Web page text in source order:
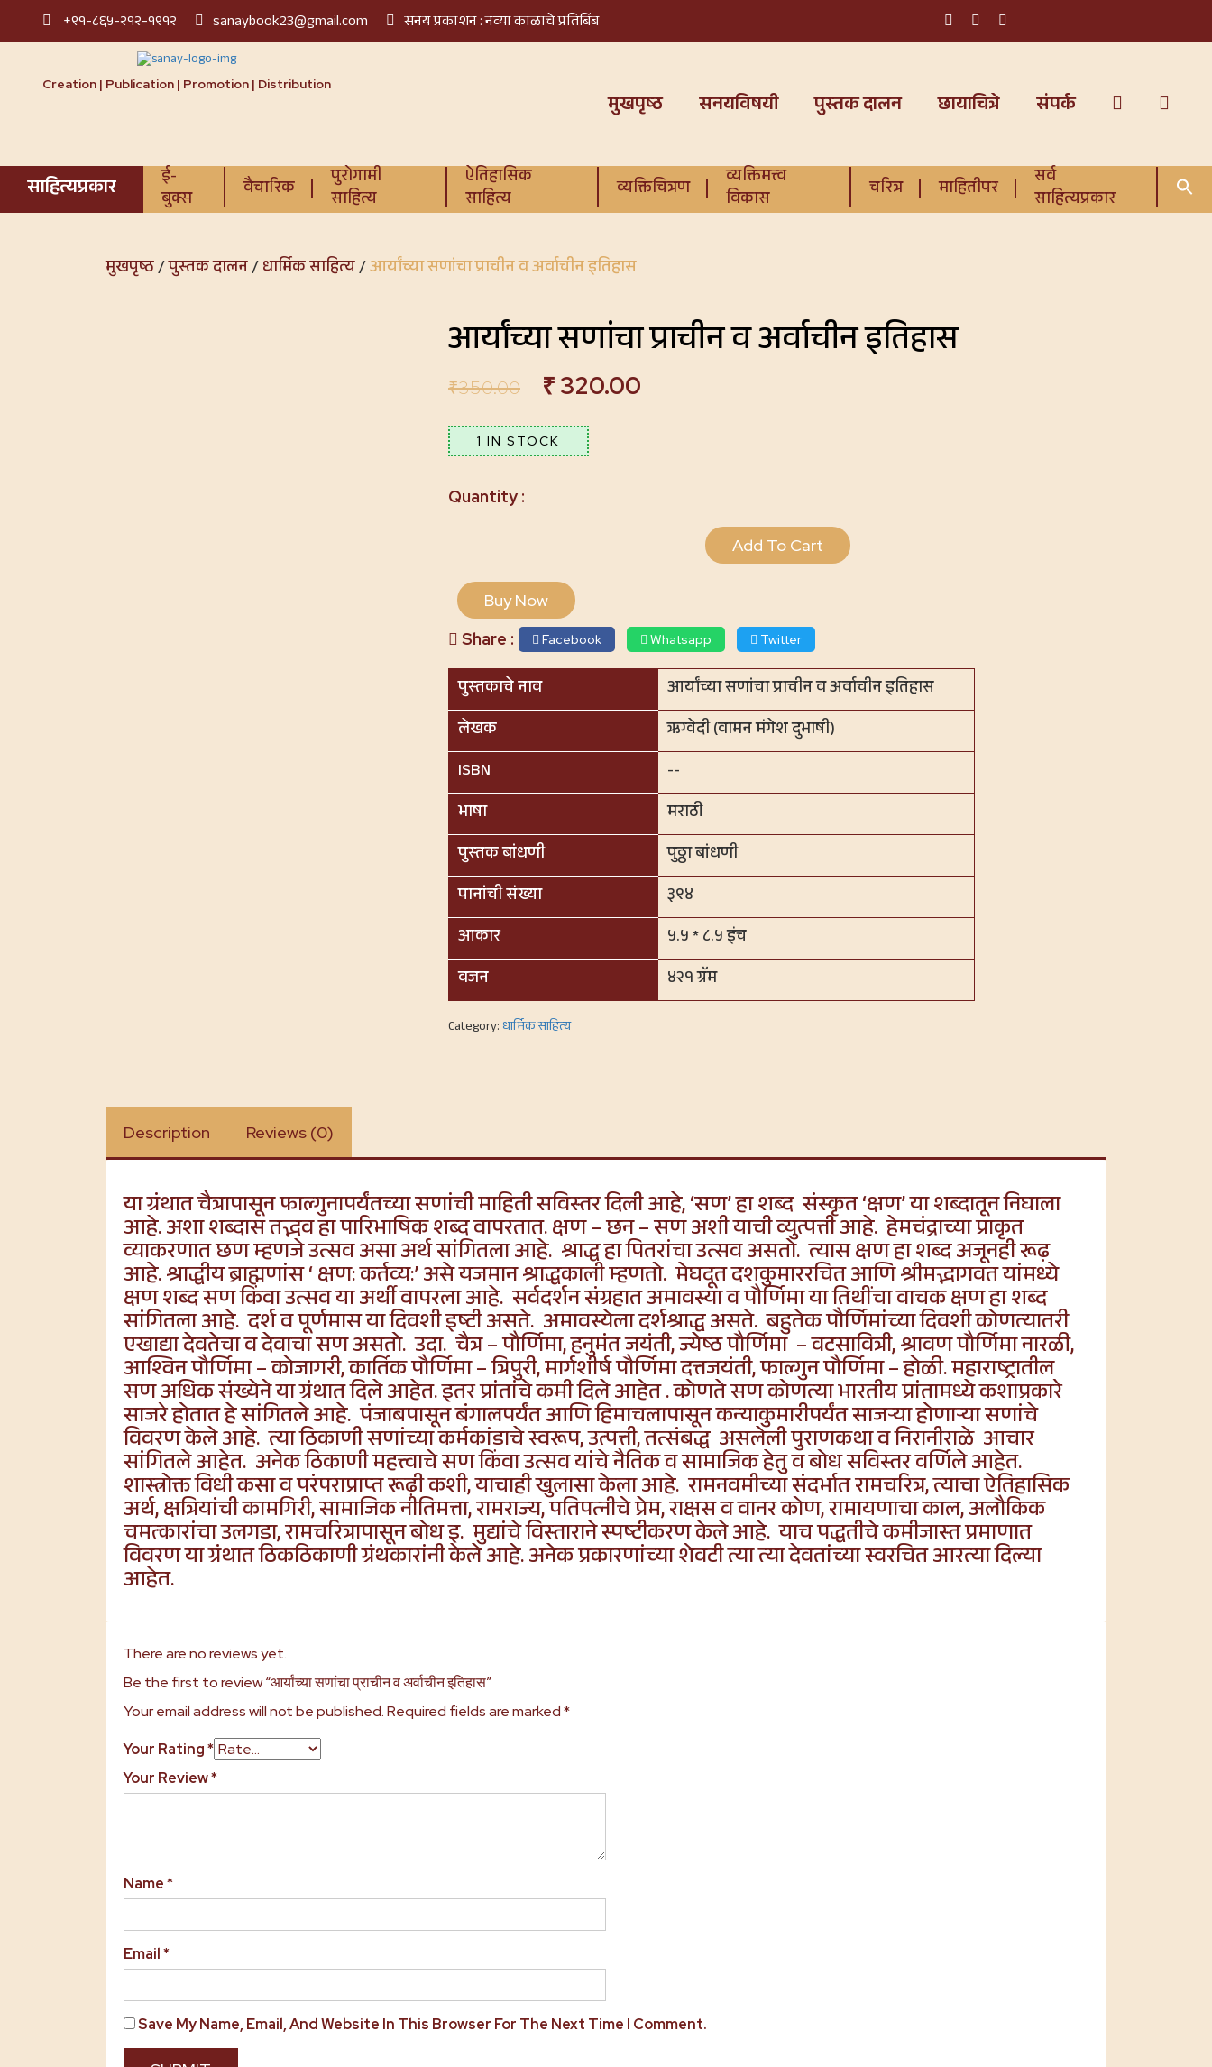
+९१-८६५-२१२-१९१२ sanaybook23@gmail.com सनय प्रकाशन : नव्या काळाचे प्रतिबिंब
Creation | Publication | Promotion | Distribution
मुखपृष्ठ सनयविषयी पुस्तक दालन छायाचित्रे संपर्क
साहित्यप्रकार
ई-
बुक्स
वैचारिक
पुरोगामी
साहित्य
ऐतिहासिक
साहित्य
व्यक्तिचित्रण
व्यक्तिमत्त्व
विकास
चरित्र माहितीपर
सर्व
साहित्यप्रकार
मुखपृष्ठ/पुस्तक दालन/धार्मिक साहित्य/आर्यांच्या सणांचा प्राचीन व अर्वाचीन इतिहास
आर्यांच्या सणांचा प्राचीन व अर्वाचीन इतिहास
₹350.00 ₹ 320.00
1 IN STOCK
Add To Cart
Buy Now
Share :
Facebook Whatsapp Twitter
पुस्तकाचे नाव
आर्यांच्या सणांचा प्राचीन व अर्वाचीन इतिहास
लेखक
ऋग्वेदी (वामन मंगेश दुभाषी)
ISBN
--
भाषा
मराठी
पुस्तक बांधणी
पुठ्ठा बांधणी
पानांची संख्या
३९४
आकार
५.५ * ८.५ इंच
वजन
४२१ ग्रॅम
Category: धार्मिक साहित्य
Description Reviews (0)
या ग्रंथात चैत्रापासून फाल्गुनापर्यंतच्या सणांची माहिती सविस्तर दिली आहे, ‘सण’ हा शब्द संस्कृत ‘क्षण’ या शब्दातून निघाला
आहे. अशा शब्दास तद्भव हा पारिभाषिक शब्द वापरतात. क्षण – छन – सण अशी याची व्युत्पत्ती आहे. हेमचंद्राच्या प्राकृत
व्याकरणात छण म्हणजे उत्सव असा अर्थ सांगितला आहे. श्राद्ध हा पितरांचा उत्सव असतो. त्यास क्षण हा शब्द अजूनही रूढ़
आहे. श्राद्धीय ब्राह्मणांस ‘ क्षण: कर्तव्य:’ असे यजमान श्राद्धकाली म्हणतो. मेघदूत दशकुमाररचित आणि श्रीमद्भागवत यांमध्ये
क्षण शब्द सण किंवा उत्सव या अर्थी वापरला आहे. सर्वदर्शन संग्रहात अमावस्या व पौर्णिमा या तिथींचा वाचक क्षण हा शब्द
सांगितला आहे. दर्श व पूर्णमास या दिवशी इष्टी असते. अमावस्येला दर्शश्राद्ध असते. बहुतेक पौर्णिमांच्या दिवशी कोणत्यातरी
एखाद्या देवतेचा व देवाचा सण असतो. उदा. चैत्र – पौर्णिमा, हनुमंत जयंती, ज्येष्ठ पौर्णिमा – वटसावित्री, श्रावण पौर्णिमा नारळी,
आश्विन पौर्णिमा – कोजागरी, कार्तिक पौर्णिमा – त्रिपुरी, मार्गशीर्षपौर्णिमादत्तजयंती, फाल्गुन पौर्णिमा – होळी. महाराष्ट्रातील
सण अधिक संख्येने या ग्रंथात दिले आहेत. इतर प्रांतांचे कमी दिले आहेत . कोणते सण कोणत्या भारतीय प्रांतामध्ये कशाप्रकारे
साजरे होतात हे सांगितले आहे. पंजाबपासून बंगालपर्यंत आणि हिमाचलापासून कन्याकुमारीपर्यंत साजऱ्या होणाऱ्या सणांचे
विवरण केले आहे. त्या ठिकाणी सणांच्या कर्मकांडाचे स्वरूप, उत्पत्ती, तत्संबद्ध असलेली पुराणकथा व निरानीराळे आचार
सांगितले आहेत. अनेक ठिकाणी महत्त्वाचे सण किंवा उत्सव यांचे नैतिक व सामाजिक हेतु व बोध सविस्तर वर्णिलेआहेत.
शास्त्रोक्त विधी कसा व परंपराप्राप्त रूढ़ी कशी, याचाही खुलासा केला आहे. रामनवमीच्या संदर्भात रामचरित्र, त्याचा ऐतिहासिक
अर्थ, क्षत्रियांची कामगिरी, सामाजिक नीतिमत्ता, रामराज्य, पतिपत्नीचे प्रेम, राक्षस व वानर कोण, रामायणाचा काल, अलौकिक
चमत्कारांचा उलगडा, रामचरित्रापासून बोध इ. मुद्यांचे विस्ताराने स्पष्टीकरण केले आहे. याच पद्धतीचे कमीजास्त प्रमाणात
विवरण या ग्रंथात ठिकठिकाणी ग्रंथकारांनी केले आहे. अनेक प्रकारणांच्या शेवटी त्या त्या देवतांच्या स्वरचित आरत्या दिल्या
आहेत.
There are no reviews yet.
Be the first to review “आर्यांच्या सणांचा प्राचीन व अर्वाचीन इतिहास”
Your email address will not be published.Required fields are marked*
Your Rating*
Your Review*
Name*
Email*
Save My Name, Email, And Website In This Browser For The Next Time I Comment.